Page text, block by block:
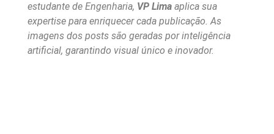
estudante de Engenharia, VP Lima aplica sua
expertise para enriquecer cada publicação. As
imagens dos posts são geradas por inteligência
artificial, garantindo visual único e inovador.